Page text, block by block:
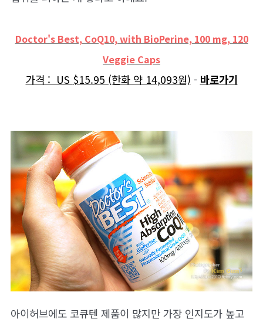
Doctor's Best, CoQ10, with BioPerine, 100 mg, 120
Veggie Caps
가격 : US $15.95 (한화 약 14,093원) - 바로가기
아이허브에도 코큐텐 제품이 많지만 가장 인지도가 높고